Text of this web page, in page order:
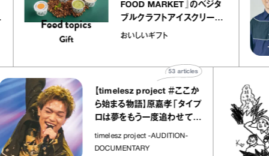
ャ
FOOD MARKET』のベジタ
ブルクラフトアイスクリーム
｜真野知子の「おいしいギフ
おいしいギフト
【timelesz project ＃ここか
ら始まる物語】原嘉孝「タイプ
ロは夢をもう一度追わせてく
れた場所」
timelesz project -AUDITION-
DOCUMENTARY
articles